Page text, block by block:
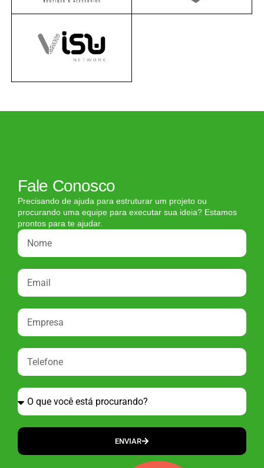
Fale Conosco
Precisando de ajuda para estruturar um projeto ou
procurando uma equipe para executar sua ideia? Estamos
prontos para te ajudar.
ENVIAR